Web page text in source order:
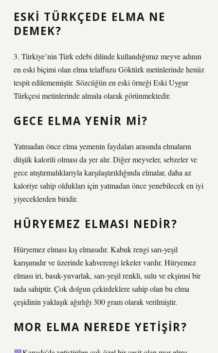
ESKI TÜRKÇEDE ELMA NE
DEMEK?
3. Türkiye’nin Türk edebi dilinde kullandığımız meyve adının
en eski biçimi olan elma telaffuzu Göktürk metinlerinde henüz
tespit edilememiştir. Sözcüğün en eski örneği Eski Uygur
Türkçesi metinlerinde almala olarak görünmektedir.
GECE ELMA YENIR MI?
Yatmadan önce elma yemenin faydaları arasında elmaların
düşük kalorili olması da yer alır. Diğer meyveler, sebzeler ve
gece atıştırmalıklarıyla karşılaştırıldığında elmalar, daha az
kaloriye sahip oldukları için yatmadan önce yenebilecek en iyi
yiyeceklerden biridir.
HÜRYEMEZ ELMASI NEDIR?
Hüryemez elması kış elmasıdır. Kabuk rengi sarı-yeşil
karışımıdır ve üzerinde kahverengi lekeler vardır. Hüryemez
elması iri, basık-yuvarlak, sarı-yeşil renkli, sulu ve ekşimsi bir
tada sahiptir. Çok dolgun çekirdeklere sahip olan bu elma
çeşidinin yaklaşık ağırlığı 300 gram olarak verilmiştir.
MOR ELMA NEREDE YETIŞIR?